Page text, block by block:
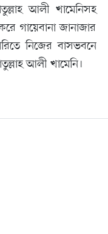
আলী খামেনিসহ
গায়েবানা জানাজার
নিজের বাসভবনে
আলী খামেনি।